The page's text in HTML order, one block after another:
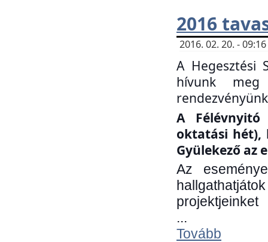
2016
2016. 02. 20. -
A Hegesztési
hívunk
A
oktatási hét),
Gyülekező az
Az
projektjeinket
...
Tovább